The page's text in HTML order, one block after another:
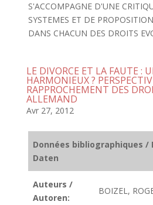
S'ACCOMPAGNE D'UNE
SYSTEMES ET DE
DANS CHACUN DES DROITS
LE DIVORCE ET LA FAUTE :
HARMONIEUX ?
RAPPROCHEMENT DES
ALLEMAND
Avr 27, 2012
Données bibliographiques /
Daten
Auteurs /
Autoren:
BOIZEL,